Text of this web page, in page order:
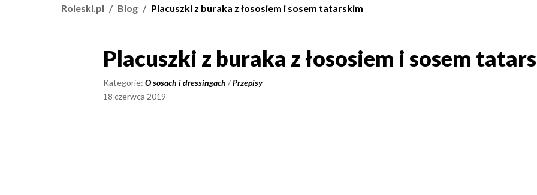
Roleski.pl Blog Placuszki z buraka z łososiem i sosem tatarskim
Placuszki z buraka z łososiem i sosem
Placuszki z buraka z łososiem i sosem
Kategorie: O sosach i dressingach /Przepisy
18 czerwca 2019